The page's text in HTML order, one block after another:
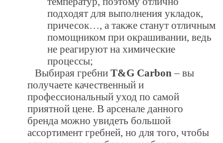
подходят для выполнения укладок,
причесок…, а также станут отличным
помощником при окрашивании, ведь
не реагируют на химические
процессы;
Выбирая гребни T&G Carbon – вы
получаете качественный и
профессиональный уход по самой
приятной цене. В арсенале данного
бренда можно увидеть большой
ассортимент гребней, но для того, чтобы